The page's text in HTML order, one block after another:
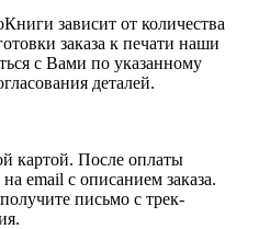
зависит от количества
заказа к печати наши
с Вами по указанному
деталей.
картой. После оплаты
email с описанием заказа.
письмо с трек-